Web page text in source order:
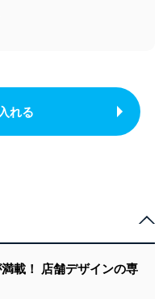
れる
載！ 店舗デザインの専